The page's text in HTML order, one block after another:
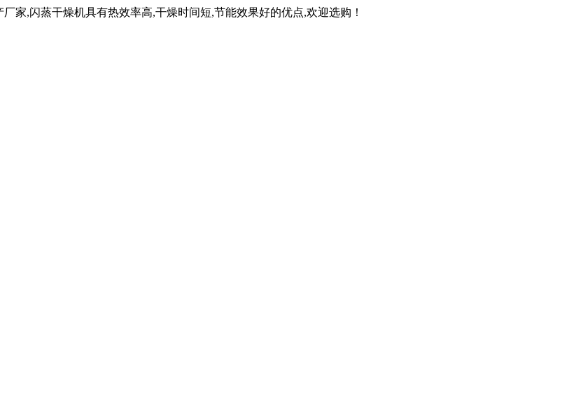
家,闪蒸干燥机具有热效率高,干燥时间短,节能效果好的优点,欢迎选购！